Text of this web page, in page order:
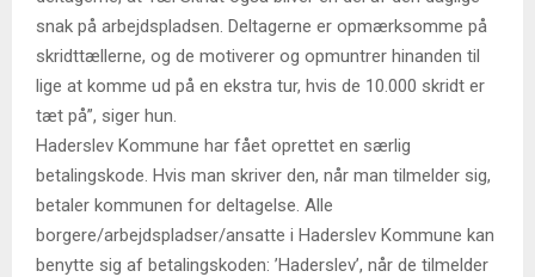
snak på arbejdspladsen. Deltagerne er opmærksomme på
skridttællerne, og de motiverer og opmuntrer hinanden til
lige at komme ud på en ekstra tur, hvis de 10.000 skridt er
tæt på”, siger hun.
Haderslev Kommune har fået oprettet en særlig
betalingskode. Hvis man skriver den, når man tilmelder sig,
betaler kommunen for deltagelse. Alle
borgere/arbejdspladser/ansatte i Haderslev Kommune kan
benytte sig af betalingskoden: ’Haderslev’, når de tilmelder